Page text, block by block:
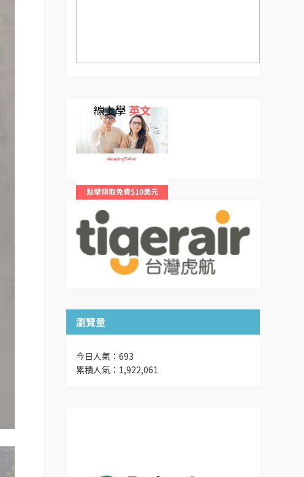
線上學 英文
瀏覽量
今日人氣：693
累積人氣：1,922,061